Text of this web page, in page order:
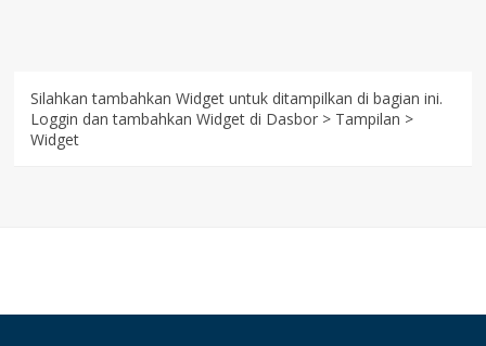
Silahkan tambahkan Widget untuk ditampilkan di bagian ini.
Loggin dan tambahkan Widget di Dasbor > Tampilan >
Widget